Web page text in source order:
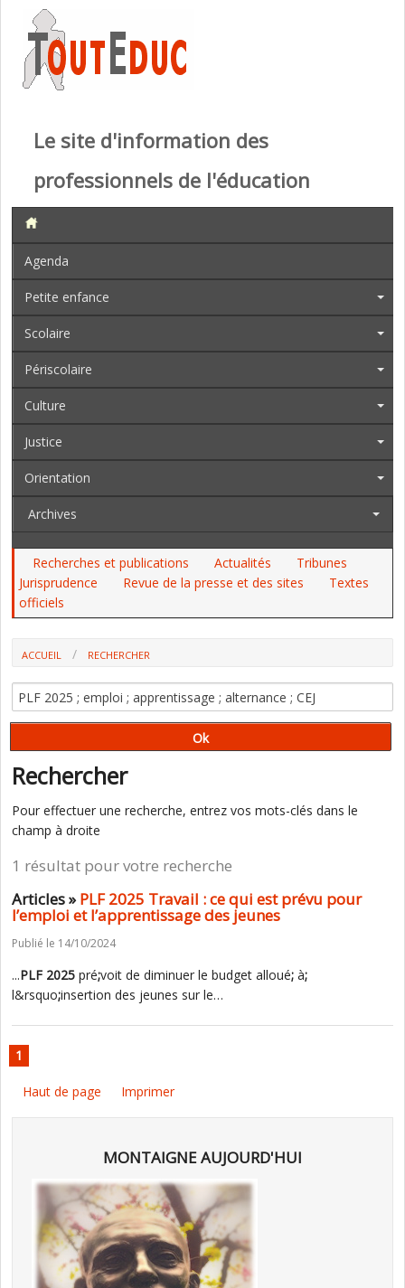
Le site d'information des
professionnels de l'éducation
Agenda
Petite enfance
Scolaire
Périscolaire
Culture
Justice
Orientation
Archives
Recherches et publications Actualités
Tribunes
Jurisprudence
Revue de la presse et des sites
Textes
officiels
ACCUEIL RECHERCHER
Rechercher
Pour effectuer une recherche, entrez vos mots-clés dans le
champ à droite
1 résultat pour votre recherche
Articles »PLF 2025 Travail : ce qui est prévu pour
l’emploi et l’apprentissage des jeunes
Publié le 14/10/2024
...PLF 2025 pré;voit de diminuer le budget alloué; à;
l&rsquo;insertion des jeunes sur le…
1
Haut de page Imprimer
MONTAIGNE AUJOURD'HUI